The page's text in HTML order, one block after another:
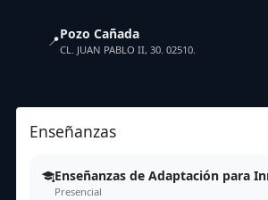
📍Pozo Cañada
CL. JUAN PABLO II, 30. 02510.
Enseñanzas
Enseñanzas de Adaptación para
Presencial